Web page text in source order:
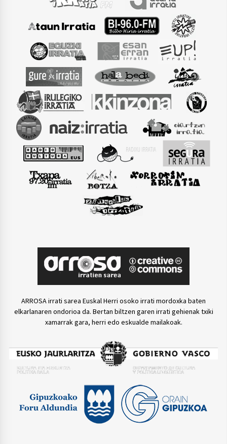
ARROSA irrati sarea Euskal Herri osoko irrati mordoxka baten
elkarlanaren ondorioa da. Bertan biltzen garen irrati gehienak txiki
xamarrak gara, herri edo eskualde mailakoak.